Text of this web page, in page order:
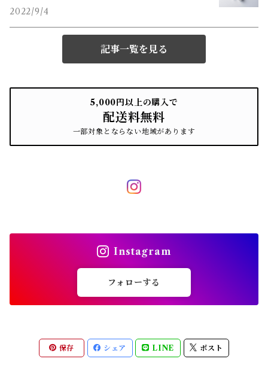
2022/9/4
記事一覧を見る
5,000円以上の購入で
配送料無料
一部対象とならない地域があります
Instagram
フォローする
保存 シェア LINE ポスト